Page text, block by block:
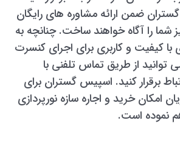
ضمن ارائه مشاوره های رایگان
شما را آگاه خواهند ساخت. چنانچه به
با کیفیت و کاربری برای اجرای کنسرت
از طریق تماس تلفنی با
برقرار کنید. اسپیس گستران برای
خرید و اجاره سازه نورپردازی
نموده است.